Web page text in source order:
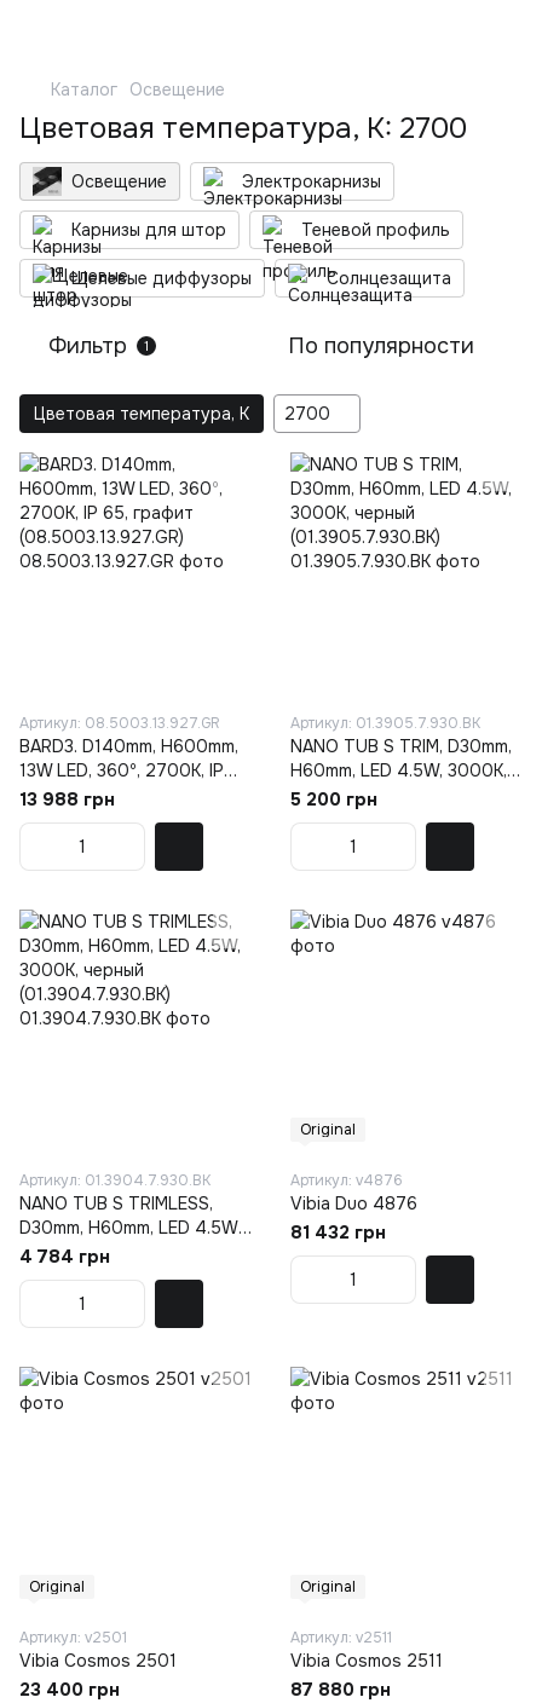
Каталог Освещение
Цветовая температура, K: 2700
Освещение Электрокарнизы
Карнизы для штор Теневой профиль
Щелевые диффузоры Солнцезащита
Фильтр 1 По популярности
Цветовая температура, K 2700
Артикул: 08.5003.13.927.GR
BARD3. D140mm, H600mm,
13W LED, 360º, 2700K, IP
65, графит
(08.5003.13.927.GR)
13 988 грн
Артикул: 01.3905.7.930.BK
NANO TUB S TRIM, D30mm,
Н60mm, LED 4.5W, 3000K,
черный (01.3905.7.930.BK)
5 200 грн
Артикул: 01.3904.7.930.BK
NANO TUB S TRIMLESS,
D30mm, Н60mm, LED 4.5W,
3000K, черный
(01.3904.7.930.BK)
4 784 грн
Original
Артикул: v4876
Vibia Duo 4876
81 432 грн
Original
Артикул: v2501
Vibia Cosmos 2501
23 400 грн
Original
Артикул: v2511
Vibia Cosmos 2511
87 880 грн